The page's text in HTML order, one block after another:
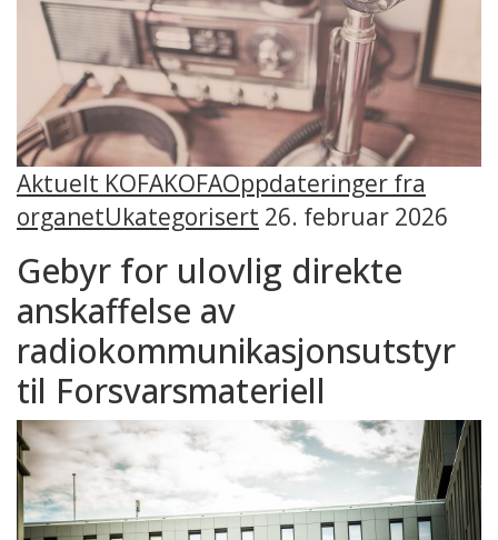
Aktuelt KOFAKOFAOppdateringer fra
organetUkategorisert 26. februar 2026
Gebyr for ulovlig direkte
anskaffelse av
radiokommunikasjonsutstyr
til Forsvarsmateriell